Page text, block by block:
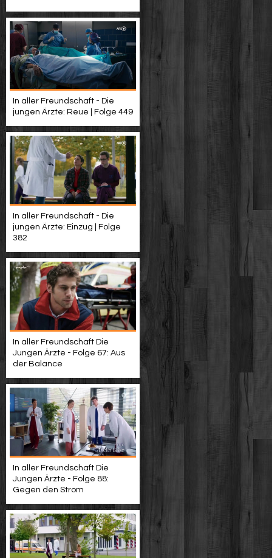
In aller Freundschaft - Die
jungen Ärzte: Reue | Folge 449
In aller Freundschaft - Die
jungen Ärzte: Einzug | Folge
382
In aller Freundschaft Die
Jungen Ärzte - Folge 67: Aus
der Balance
In aller Freundschaft Die
Jungen Ärzte - Folge 88:
Gegen den Strom